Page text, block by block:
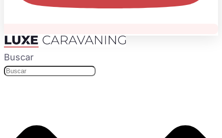
Buscar